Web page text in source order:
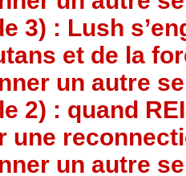
3) : Lush
et de la
un autre
2) : quand
une
un autre